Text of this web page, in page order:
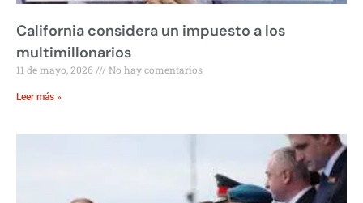
California considera un impuesto a los
multimillonarios
11 de mayo, 2026 No hay comentarios
Leer más »